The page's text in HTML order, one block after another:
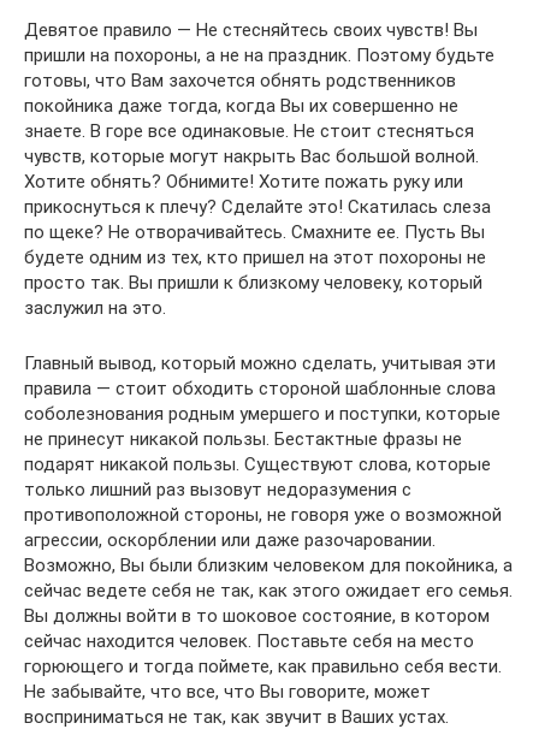
Девятое правило — Не стесняйтесь своих чувств! Вы
пришли на похороны, а не на праздник. Поэтому будьте
готовы, что Вам захочется обнять родственников
покойника даже тогда, когда Вы их совершенно не
знаете. В горе все одинаковые. Не стоит стесняться
чувств, которые могут накрыть Вас большой волной.
Хотите обнять? Обнимите! Хотите пожать руку или
прикоснуться к плечу? Сделайте это! Скатилась слеза
по щеке? Не отворачивайтесь. Смахните ее. Пусть Вы
будете одним из тех, кто пришел на этот похороны не
просто так. Вы пришли к близкому человеку, который
заслужил на это.
Главный вывод, который можно сделать, учитывая эти
правила — стоит обходить стороной шаблонные слова
соболезнования родным умершего и поступки, которые
не принесут никакой пользы. Бестактные фразы не
подарят никакой пользы. Существуют слова, которые
только лишний раз вызовут недоразумения с
противоположной стороны, не говоря уже о возможной
агрессии, оскорблении или даже разочаровании.
Возможно, Вы были близким человеком для покойника, а
сейчас ведете себя не так, как этого ожидает его семья.
Вы должны войти в то шоковое состояние, в котором
сейчас находится человек. Поставьте себя на место
горюющего и тогда поймете, как правильно себя вести.
Не забывайте, что все, что Вы говорите, может
восприниматься не так, как звучит в Ваших устах.